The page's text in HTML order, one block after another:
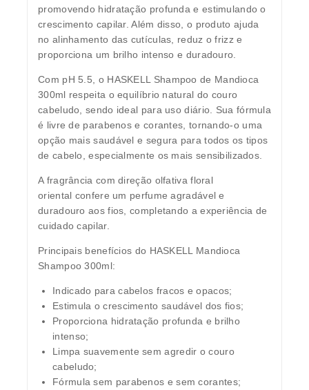
promovendo hidratação profunda e estimulando o
crescimento capilar. Além disso, o produto ajuda
no alinhamento das cutículas , reduz o frizz e
proporciona um brilho intenso e duradouro
Com pH 5.5, o HASKELL Shampoo de Mandioca
300ml respeita o equilíbrio natural do couro
cabeludo, sendo ideal para uso diário. Sua fórmula
é livre de parabenos e corantes , tornando-o uma
opção mais saudável e segura para todos os tipos
de cabelo, especialmente os mais sensibilizados.
A fragrância com direção olfativafloral
oriental confere um perfume agradável e
duradouro aos fios, completando a experiência de
cuidado capilar.
Principais benefícios do HASKELL Mandioca
Shampoo 300ml:
Indicado para cabelos fracos e opacos;
Estimula o crescimento saudável dos fios;
Proporciona hidratação profunda e brilho
intenso;
Limpa suavemente sem agredir o couro
cabeludo;
Fórmula sem parabenos e sem corantes;